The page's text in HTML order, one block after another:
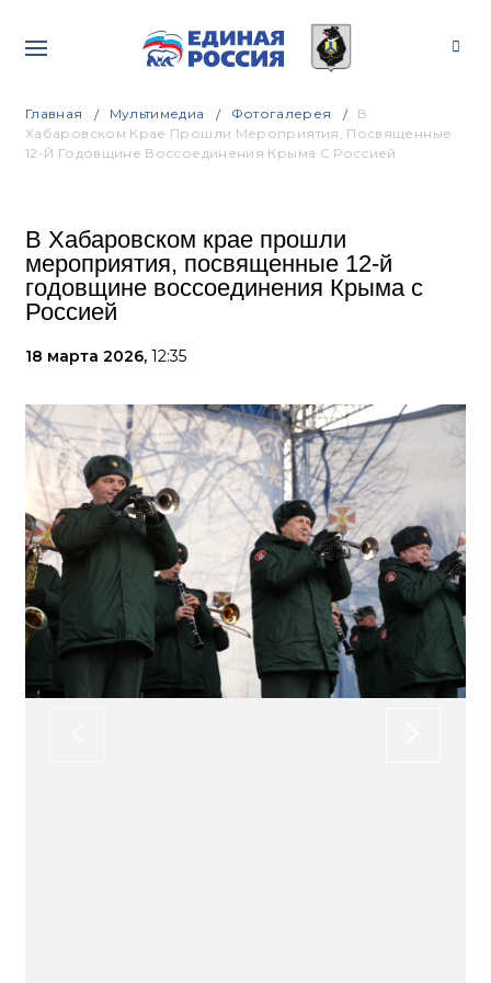
Главная Мультимедиа Фотогалерея
В
Хабаровском Крае Прошли Мероприятия, Посвященные
12-Й Годовщине Воссоединения Крыма С Россией
В Хабаровском крае прошли
мероприятия, посвященные 12-й
годовщине воссоединения Крыма с
Россией
18 марта 2026, 12:35